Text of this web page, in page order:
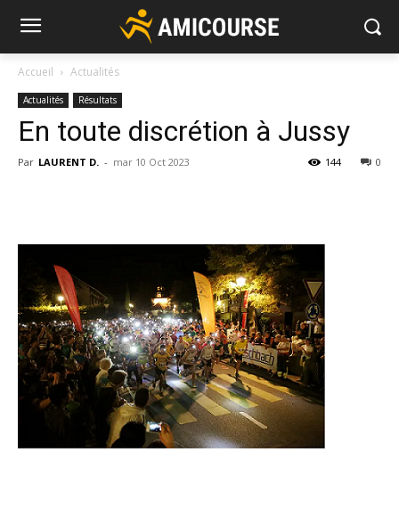
Accueil Actualités
Actualités Résultats
En toute discrétion à Jussy
Par LAURENT D. - mar 10 Oct 2023 0
144